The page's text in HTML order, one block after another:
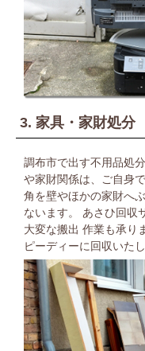
3. 家具・家財処分
調布市で出す不用品処
や家財関係は、ご自身
角を壁やほかの家財へ
ないます。
あさひ回収
大変な搬出 作業も承り
ピーディーに回収いたし